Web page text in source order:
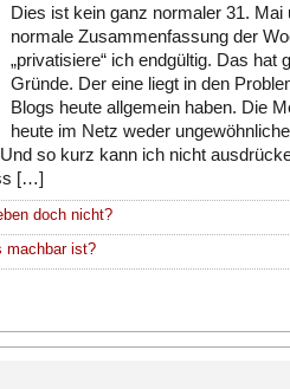
Dies ist kein ganz normaler 31. Mai
normale Zusammenfassung der
„privatisiere“ ich endgültig. Das hat
Gründe. Der eine liegt in den
Blogs heute allgemein haben. Die
heute im Netz weder
so kurz kann ich nicht
[…]
doch nicht?
machbar ist?